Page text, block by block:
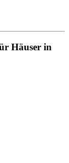
Häuser in